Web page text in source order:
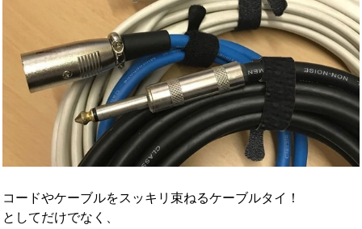
コードやケーブルをスッキリ束ねるケーブルタイ！
としてだけでなく、